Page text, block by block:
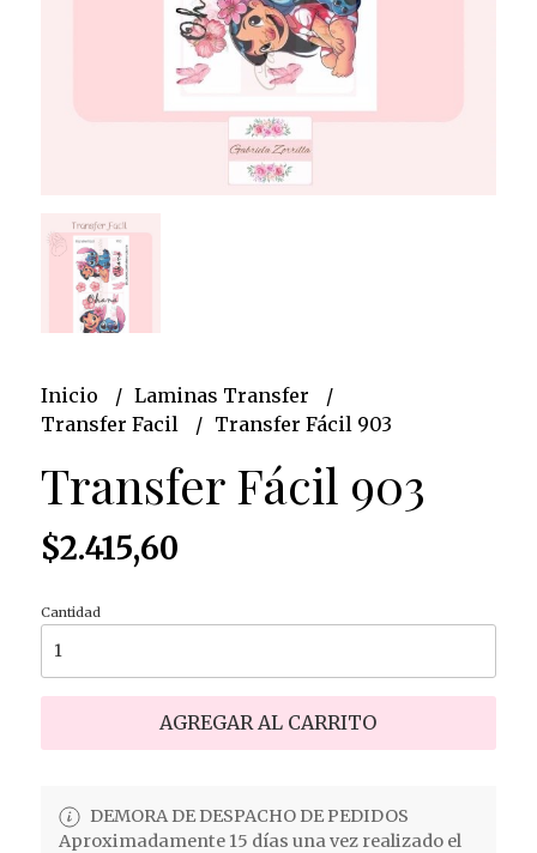
Inicio
Laminas Transfer
Transfer Facil
Transfer Fácil 903
Transfer Fácil 903
$2.415,60
Cantidad
AGREGAR AL CARRITO
DEMORA DE DESPACHO DE PEDIDOS
Aproximadamente 15 días una vez realizado el